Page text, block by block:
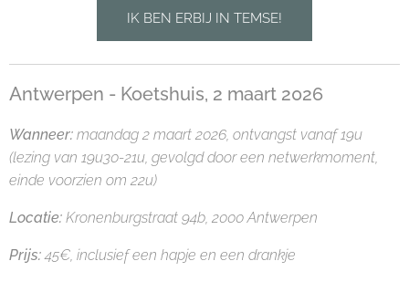
IK BEN ERBIJ IN TEMSE!
Antwerpen - Koetshuis, 2 maart 2026
Wanneer: maandag 2 maart 2026, ontvangst vanaf 19u
(lezing van 19u30-21u, gevolgd door een netwerkmoment,
einde voorzien om 22u)
Locatie: Kronenburgstraat 94b, 2000 Antwerpen
Prijs:45€, inclusief een hapje en een drankje